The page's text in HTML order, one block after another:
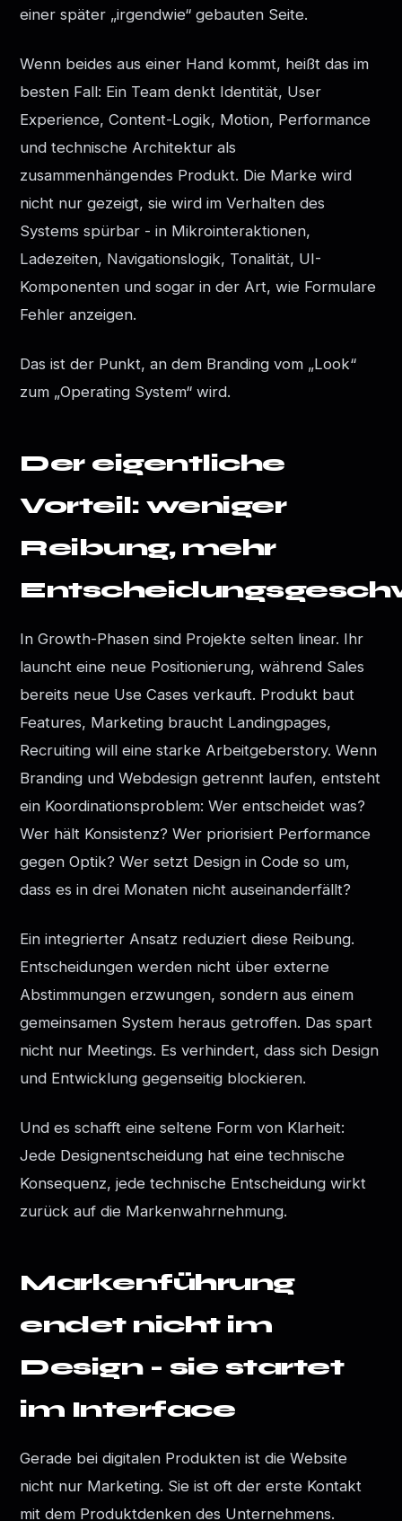
einer später „irgendwie“ gebauten Seite.
Wenn beides aus einer Hand kommt, heißt das im
besten Fall: Ein Team denkt Identität, User
Experience, Content-Logik, Motion, Performance
und technische Architektur als
zusammenhängendes Produkt. Die Marke wird
nicht nur gezeigt, sie wird im Verhalten des
Systems spürbar - in Mikrointeraktionen,
Ladezeiten, Navigationslogik, Tonalität, UI-
Komponenten und sogar in der Art, wie Formulare
Fehler anzeigen.
Das ist der Punkt, an dem Branding vom „Look“
zum „Operating System“ wird.
Der eigentliche
Vorteil: weniger
Reibung, mehr
In Growth-Phasen sind Projekte selten linear. Ihr
launcht eine neue Positionierung, während Sales
bereits neue Use Cases verkauft. Produkt baut
Features, Marketing braucht Landingpages,
Recruiting will eine starke Arbeitgeberstory. Wenn
Branding und Webdesign getrennt laufen, entsteht
ein Koordinationsproblem: Wer entscheidet was?
Wer hält Konsistenz? Wer priorisiert Performance
gegen Optik? Wer setzt Design in Code so um,
dass es in drei Monaten nicht auseinanderfällt?
Ein integrierter Ansatz reduziert diese Reibung.
Entscheidungen werden nicht über externe
Abstimmungen erzwungen, sondern aus einem
gemeinsamen System heraus getroffen. Das spart
nicht nur Meetings. Es verhindert, dass sich Design
und Entwicklung gegenseitig blockieren.
Und es schafft eine seltene Form von Klarheit:
Jede Designentscheidung hat eine technische
Konsequenz, jede technische Entscheidung wirkt
zurück auf die Markenwahrnehmung.
Markenführung
endet nicht im
Design - sie startet
im Interface
Gerade bei digitalen Produkten ist die Website
nicht nur Marketing. Sie ist oft der erste Kontakt
mit dem Produktdenken des Unternehmens.